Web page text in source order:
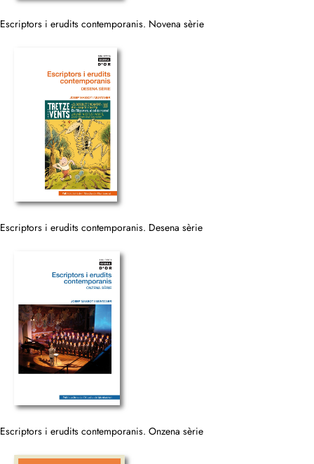
Escriptors i erudits contemporanis. Novena sèrie
Escriptors i erudits contemporanis. Desena sèrie
Escriptors i erudits contemporanis. Onzena sèrie